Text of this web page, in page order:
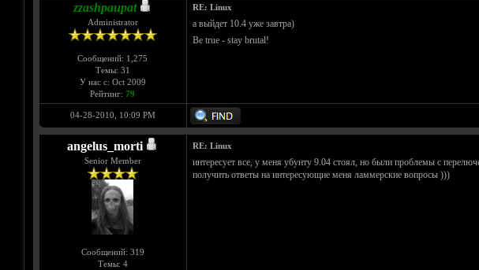
zzashpaupat
Administrator
Сообщений: 1,275
Темы: 31
У нас с: Oct 2009
Рейтинг: 79
RE: Linux
а выйдет 10.4 уже завтра)
Be true - stay brutal!
04-28-2010, 10:09 PM
angelus_morti
Senior Member
Сообщений: 319
Темы: 4
RE: Linux
интересует все, у меня убунту 9.04 стоял, но были проблемы с
получить ответы на интересующие меня ламмерские вопросы )))